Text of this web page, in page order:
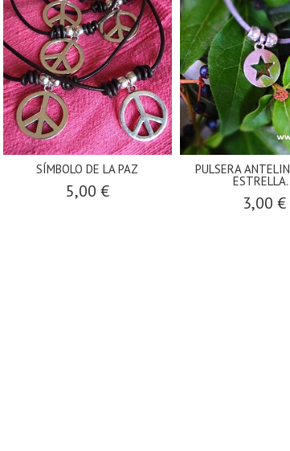
SÍMBOLO DE LA PAZ
5,00 €
PULSERA
3,00 €